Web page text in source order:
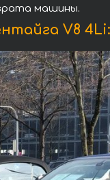
машины.
V8 4Li: